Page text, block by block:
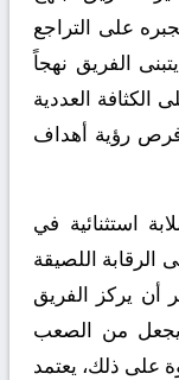
على التراجع
الفريق نهجاً
الكثافة العددية
رؤية أهداف
استثنائية في
الرقابة اللصيقة
أن يركز الفريق
يجعل من الصعب
على ذلك، يعتمد